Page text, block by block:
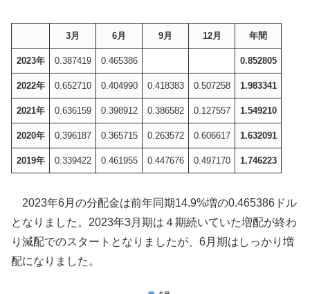
3月 6月 9月 12月 年間
2023年 0.387419 0.465386 0.852805
2022年 0.652710 0.404990 0.418383 0.507258 1.983341
2021年 0.636159 0.398912 0.386582 0.127557 1.549210
2020年 0.396187 0.365715 0.263572 0.606617 1.632091
2019年 0.339422 0.461955 0.447676 0.497170 1.746223
2023年6月の分配金は前年同期14.9%増の0.465386ドル
となりました。2023年3月期は４期続いていた増配が終わ
り減配でのスタートとなりましたが、6月期はしっかり増
配になりました。